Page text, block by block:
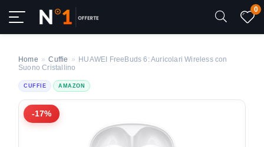
0
Home » Cuffie » HUAWEI FreeBuds 6: Auricolari Wireless con
Suono Cristallino
CUFFIE AMAZON
-17%